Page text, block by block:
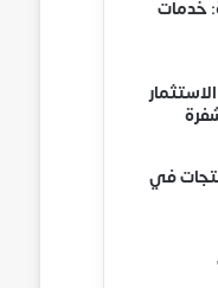
خدمات
في